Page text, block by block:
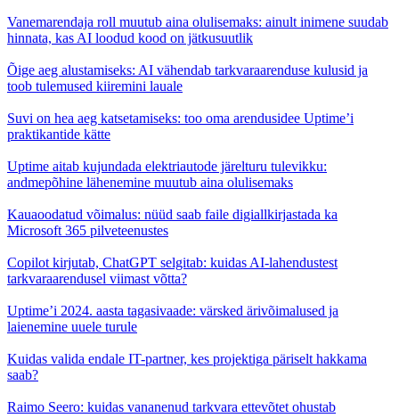
Vanemarendaja roll muutub aina olulisemaks: ainult inimene suudab
hinnata, kas AI loodud kood on jätkusuutlik
Õige aeg alustamiseks: AI vähendab tarkvaraarenduse kulusid ja
toob tulemused kiiremini lauale
Suvi on hea aeg katsetamiseks: too oma arendusidee Uptime’i
praktikantide kätte
Uptime aitab kujundada elektriautode järelturu tulevikku:
andmepõhine lähenemine muutub aina olulisemaks
Kauaoodatud võimalus: nüüd saab faile digiallkirjastada ka
Microsoft 365 pilveteenustes
Copilot kirjutab, ChatGPT selgitab: kuidas AI-lahendustest
tarkvaraarendusel viimast võtta?
Uptime’i 2024. aasta tagasivaade: värsked ärivõimalused ja
laienemine uuele turule
Kuidas valida endale IT-partner, kes projektiga päriselt hakkama
saab?
Raimo Seero: kuidas vananenud tarkvara ettevõtet ohustab